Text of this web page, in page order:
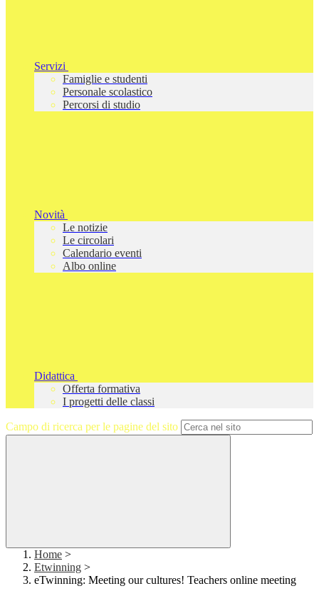
Servizi
Famiglie e studenti
Personale scolastico
Percorsi di studio
Novità
Le notizie
Le circolari
Calendario eventi
Albo online
Didattica
Offerta formativa
I progetti delle classi
Campo di ricerca per le pagine del sito
Home >
Etwinning >
eTwinning: Meeting our cultures! Teachers online meeting